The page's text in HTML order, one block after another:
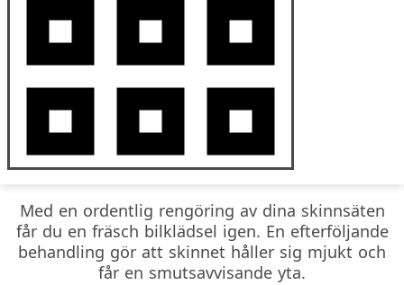
Med en ordentlig rengöring av dina skinnsäten
får du en fräsch bilklädsel igen. En efterföljande
behandling gör att skinnet håller sig mjukt och
får en smutsavvisande yta.